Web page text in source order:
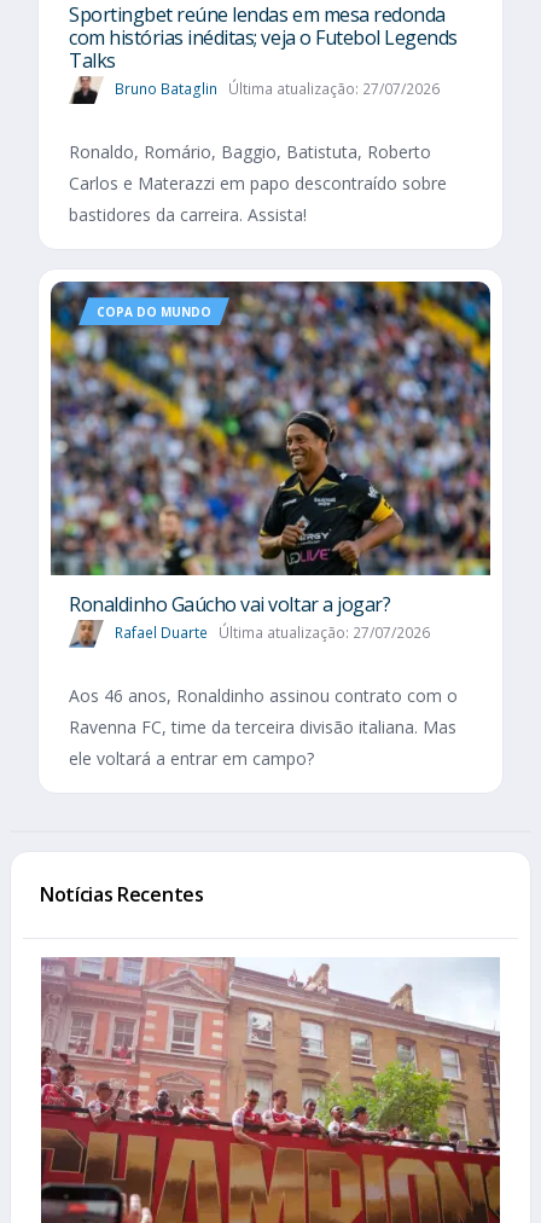
Sportingbet reúne lendas em mesa redonda
com histórias inéditas; veja o Futebol Legends
Talks
Bruno Bataglin Última atualização: 27/07/2026
Ronaldo, Romário, Baggio, Batistuta, Roberto
Carlos e Materazzi em papo descontraído sobre
bastidores da carreira. Assista!
COPA DO MUNDO
Ronaldinho Gaúcho vai voltar a jogar?
Rafael Duarte Última atualização: 27/07/2026
Aos 46 anos, Ronaldinho assinou contrato com o
Ravenna FC, time da terceira divisão italiana. Mas
ele voltará a entrar em campo?
Notícias Recentes